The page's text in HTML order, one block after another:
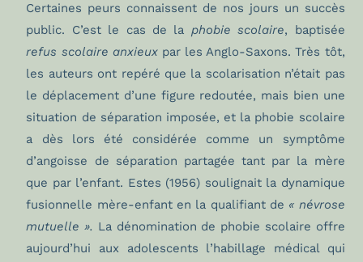
Certaines peurs connaissent de nos jours un succès
public. C’est le cas de la phobie scolaire, baptisée
refus scolaire anxieuxpar les Anglo-Saxons. Très tôt,
les auteurs ont repéré que la scolarisation n’était pas
le déplacement d’une figure redoutée, mais bien une
situation de séparation imposée, et la phobie scolaire
a dès lors été considérée comme un symptôme
d’angoisse de séparation partagée tant par la mère
que par l’enfant. Estes (1956) soulignait la dynamique
fusionnelle mère-enfant en la qualifiant de « névrose
mutuelle ». La dénomination de phobie scolaire offre
aujourd’hui aux adolescents l’habillage médical qui